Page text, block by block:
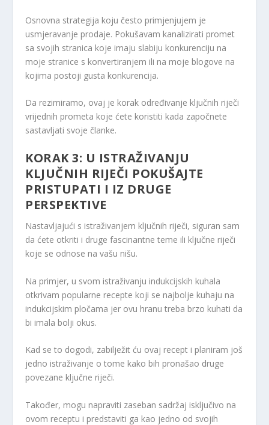
Osnovna strategija koju često primjenjujem je
usmjeravanje prodaje. Pokušavam kanalizirati promet
sa svojih stranica koje imaju slabiju konkurenciju na
moje stranice s konvertiranjem ili na moje blogove na
kojima postoji gusta konkurencija.
Da rezimiramo, ovaj je korak određivanje ključnih riječi
vrijednih prometa koje ćete koristiti kada započnete
sastavljati svoje članke.
KORAK 3: U ISTRAŽIVANJU
KLJUČNIH RIJEČI POKUŠAJTE
PRISTUPATI I IZ DRUGE
PERSPEKTIVE
Nastavljajući s istraživanjem ključnih riječi, siguran sam
da ćete otkriti i druge fascinantne teme ili ključne riječi
koje se odnose na vašu nišu.
Na primjer, u svom istraživanju indukcijskih kuhala
otkrivam popularne recepte koji se najbolje kuhaju na
indukcijskim pločama jer ovu hranu treba brzo kuhati da
bi imala bolji okus.
Kad se to dogodi, zabilježit ću ovaj recept i planiram još
jedno istraživanje o tome kako bih pronašao druge
povezane ključne riječi.
Također, mogu napraviti zaseban sadržaj isključivo na
ovom receptu i predstaviti ga kao jedno od svojih